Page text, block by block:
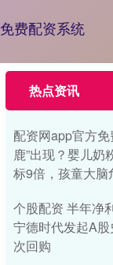
免费配资系统
热点资讯
配资网app官方
鹿”出现？婴儿奶
标9倍，孩童大脑
个股配资 半年净
宁德时代发起A
次回购